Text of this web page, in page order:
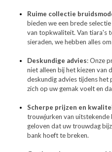
Ruime collectie
bieden we een brede
van topkwaliteit. Van tiara's
sieraden, we hebben alles
Deskundige advies: Onze
niet alleen bij het kiezen van
deskundig advies tijdens het
zich op uw gemak voelt en
Scherpe prijzen en
trouwjurken van
geloven dat uw trouwdag
bank hoeft te breken.